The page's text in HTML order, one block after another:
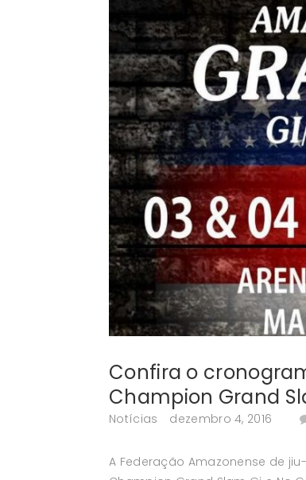
Confira o
Champion Grand
Notícias dezembro 4, 2016
A Federação Amazonense de